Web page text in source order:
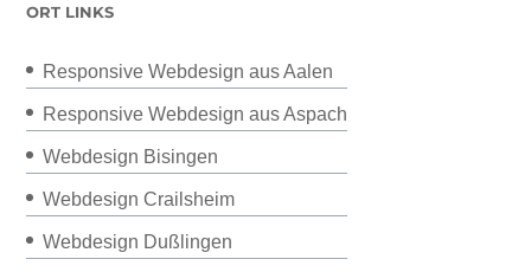
ORT LINKS
Responsive Webdesign aus Aalen
Responsive Webdesign aus Aspach
Webdesign Bisingen
Webdesign Crailsheim
Webdesign Dußlingen